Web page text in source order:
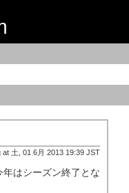
at 土, 01 6月 2013 19:39 JST
はシーズン終了とな